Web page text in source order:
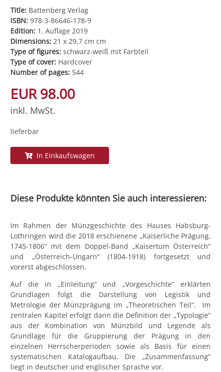
Title: Battenberg Verlag
ISBN: 978-3-86646-178-9
Edition: 1. Auflage 2019
Dimensions: 21 x 29,7 cm cm
Type of figures: schwarz-weiß mit Farbteil
Type of cover: Hardcover
Number of pages: 544
EUR 98.00
inkl. MwSt.
lieferbar
In Einkaufswagen
Diese Produkte könnten Sie auch interessieren:
Im Rahmen der Münzgeschichte des Hauses Habsburg-
Lothringen wird die 2018 erschienene „Kaiserliche Prägung,
1745-1806“ mit dem Doppel-Band „Kaisertum Österreich“
und „Österreich-Ungarn“ (1804-1918) fortgesetzt und
vorerst abgeschlossen.
Auf die in „Einleitung“ und „Vorgeschichte“ erklärten
Grundlagen folgt die Darstellung von Legistik und
Metrologie der Münzprägung im „Theoretischen Teil“. Im
zentralen Kapitel erfolgt dann die Definition der „Typologie“
aus der Kombination von Münzbild und Legende als
Grundlage für die Gruppierung der Prägung in den
einzelnen Herrscherperioden sowie als Basis für einen
systematischen Katalogaufbau. Die „Zusammenfassung“
liegt in deutscher und englischer Sprache vor.